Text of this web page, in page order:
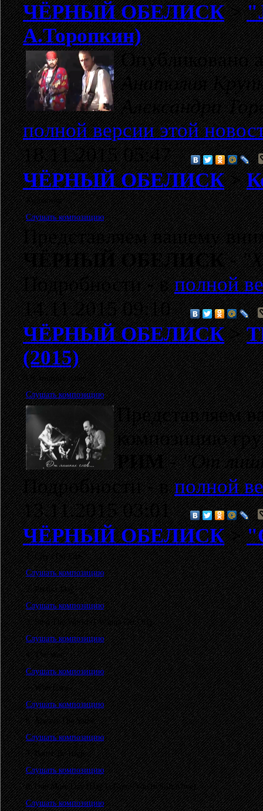
ЧЁРНЫЙ ОБЕЛИСК>
А.Торопкин)
Опубликовано
Анатолия
Александра
полной версии этой
18.11.2015 05:47
ЧЁРНЫЙ ОБЕЛИСК>
Художник
Слушать композицию
Представляем вашему
ЧЁРНЫЙ ОБЕЛИСК-
Подробности - вполной
14.11.2015 09:10
ЧЁРНЫЙ ОБЕЛИСК>
(2015)
От лишних слов...
Слушать композицию
Представляем
композицию
РИМ-"От
Подробности - вполной
13.11.2015 03:01
ЧЁРНЫЙ ОБЕЛИСК>
1. City's On Fire
Слушать композицию
2. Perfect Day
Слушать композицию
3. Stop The World (I Wanna Get Off)
Слушать композицию
4. The War
Слушать композицию
5. Who Cares
Слушать композицию
6. Always The Same
Слушать композицию
7. Better Be High
Слушать композицию
8. One More Day (Day Is Gone, You're Still Alive)
Слушать композицию